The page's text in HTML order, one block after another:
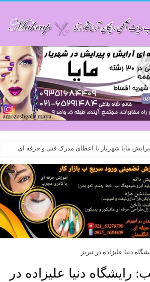
مایا شهریار با اعطای مدرک فنی و حرفه ای
دنیا علیزاده در تبریز
رایشگاه دنیا علیزاده در